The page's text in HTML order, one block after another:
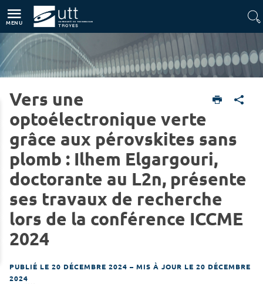
MENU
Home Research
Vers une
optoélectronique verte
grâce aux pérovskites sans
plomb : Ilhem Elgargouri,
doctorante au L2n, présente
ses travaux de recherche
lors de la conférence ICCME
2024
PUBLIÉ LE 20 DÉCEMBRE 2024 – MIS À JOUR LE 20 DÉCEMBRE
2024